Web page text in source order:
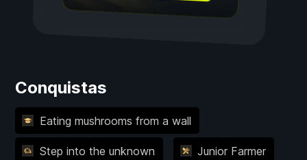
Conquistas
Eating mushrooms from a wall
Step into the unknown Junior Farmer